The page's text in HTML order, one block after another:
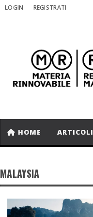
LOGIN REGISTRATI
HOME ARTICOLI
MALAYSIA